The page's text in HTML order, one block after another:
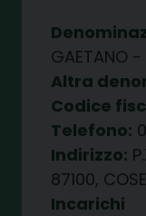
GAETANO -
Altra
Codice
Telefono:
Indirizzo:
87100,
Incarichi